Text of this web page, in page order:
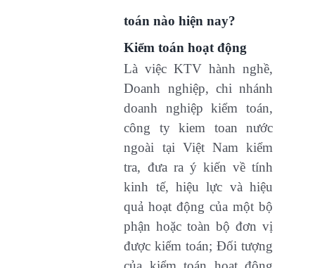
toán nào hiện nay?
Kiểm toán hoạt động
Là việc KTV hành nghề,
Doanh nghiệp, chi nhánh
doanh nghiệp kiểm toán,
công ty kiem toan nước
ngoài tại Việt Nam kiểm
tra, đưa ra ý kiến về tính
kinh tế, hiệu lực và hiệu
quả hoạt động của một bộ
phận hoặc toàn bộ đơn vị
được kiểm toán; Đối tượng